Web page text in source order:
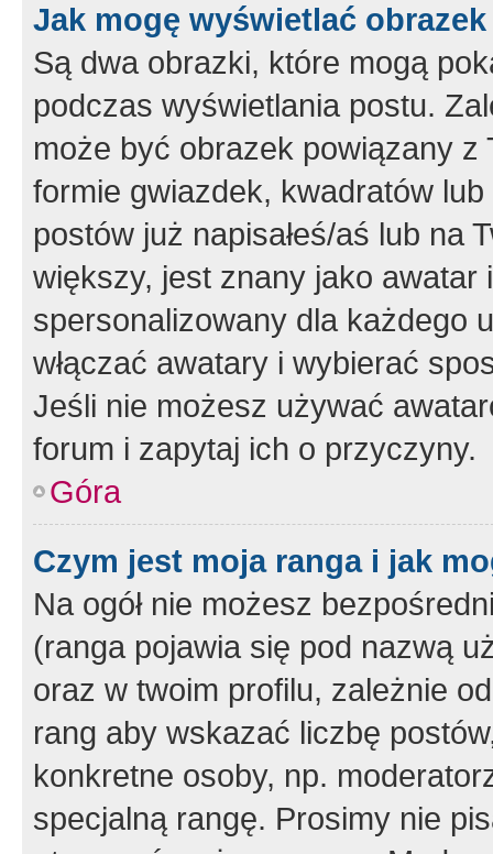
Jak mogę wyświetlać
Są dwa obrazki, które mogą
podczas wyświetlania postu.
może być obrazek powiązany z
formie gwiazdek, kwadratów
postów już napisałeś/aś lub na
większy, jest znany jako
spersonalizowany dla każdego
włączać awatary i wybierać
Jeśli nie możesz używać
forum i zapytaj ich o przyczyny.
Góra
Czym jest moja ranga i jak
Na ogół nie możesz
(ranga pojawia się pod nazwą
oraz w twoim profilu, zależnie
rang aby wskazać liczbę
konkretne osoby, np.
specjalną rangę. Prosimy nie